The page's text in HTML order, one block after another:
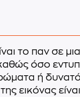
το παν σε μια
όσο
ή
εικόνας